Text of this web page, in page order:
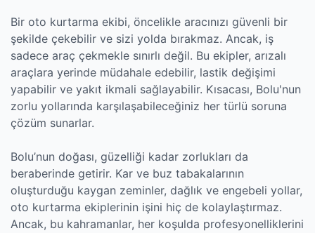
Bir oto kurtarma ekibi, öncelikle aracınızı güvenli bir
şekilde çekebilir ve sizi yolda bırakmaz. Ancak, iş
sadece araç çekmekle sınırlı değil. Bu ekipler, arızalı
araçlara yerinde müdahale edebilir, lastik değişimi
yapabilir ve yakıt ikmali sağlayabilir. Kısacası, Bolu'nun
zorlu yollarında karşılaşabileceğiniz her türlü soruna
çözüm sunarlar.
Bolu’nun doğası, güzelliği kadar zorlukları da
beraberinde getirir. Kar ve buz tabakalarının
oluşturduğu kaygan zeminler, dağlık ve engebeli yollar,
oto kurtarma ekiplerinin işini hiç de kolaylaştırmaz.
Ancak, bu kahramanlar, her koşulda profesyonelliklerini